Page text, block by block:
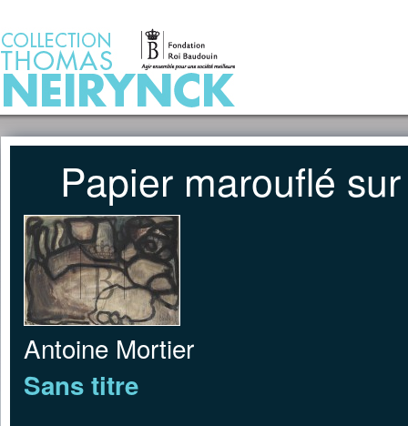
Papier marouflé
Antoine Mortier
Sans titre